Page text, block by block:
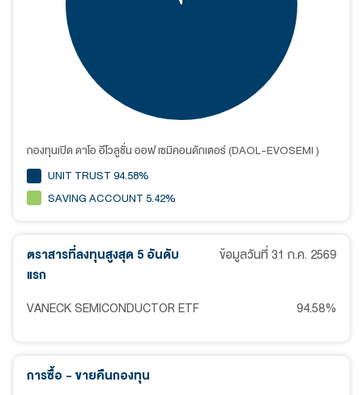
กองทุนเปิด ดาโอ อีโวลูชั่น ออฟ เซมิคอนดักเตอร์ (DAOL-EVOSEMI )
UNIT TRUST 94.58%
SAVING ACCOUNT 5.42%
ตราสารที่ลงทุนสูงสุด 5 อันดับ
แรก
ข้อมูลวันที่ 31 ก.ค. 2569
VANECK SEMICONDUCTOR ETF 94.58%
การซื้อ - ขายคืนกองทุน